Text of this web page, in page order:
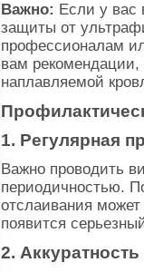
Важно: Если у вас
защиты от
профессионалам
вам рекомендации,
наплавляемой
1. Регулярная
Важно проводить
периодичностью.
отслаивания
появится
2.